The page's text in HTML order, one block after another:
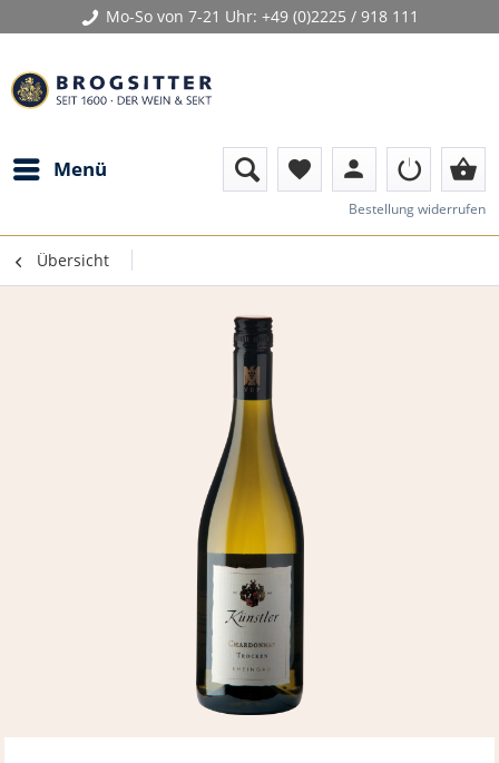
Mo-So von 7-21 Uhr: +49 (0)2225 / 918 111
Menü favorite person shopping_basket
Bestellung widerrufen
Übersicht